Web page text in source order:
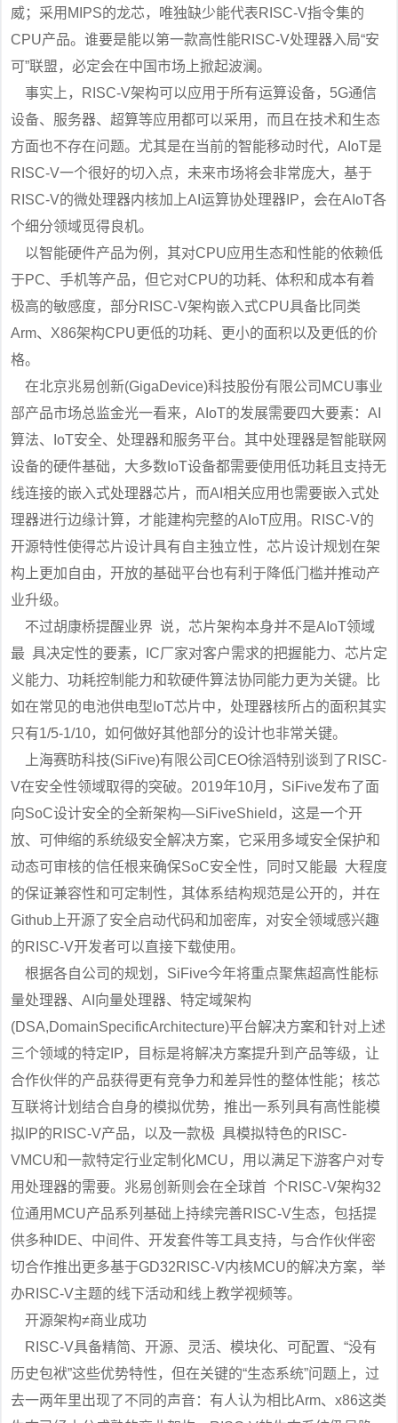
威；采用MIPS的龙芯，唯独缺少能代表RISC-V指令集的
CPU产品。谁要是能以第一款高性能RISC-V处理器入局“安
可”联盟，必定会在中国市场上掀起波澜。
事实上，RISC-V架构可以应用于所有运算设备，5G通信
设备、服务器、超算等应用都可以采用，而且在技术和生态
方面也不存在问题。尤其是在当前的智能移动时代，AIoT是
RISC-V一个很好的切入点，未来市场将会非常庞大，基于
RISC-V的微处理器内核加上AI运算协处理器IP，会在AIoT各
个细分领域觅得良机。
以智能硬件产品为例，其对CPU应用生态和性能的依赖低
于PC、手机等产品，但它对CPU的功耗、体积和成本有着
极高的敏感度，部分RISC-V架构嵌入式CPU具备比同类
Arm、X86架构CPU更低的功耗、更小的面积以及更低的价
格。
在北京兆易创新(GigaDevice)科技股份有限公司MCU事业
部产品市场总监金光一看来，AIoT的发展需要四大要素：AI
算法、IoT安全、处理器和服务平台。其中处理器是智能联网
设备的硬件基础，大多数IoT设备都需要使用低功耗且支持无
线连接的嵌入式处理器芯片，而AI相关应用也需要嵌入式处
理器进行边缘计算，才能建构完整的AIoT应用。RISC-V的
开源特性使得芯片设计具有自主独立性，芯片设计规划在架
构上更加自由，开放的基础平台也有利于降低门槛并推动产
业升级。
不过胡康桥提醒业界 说，芯片架构本身并不是AIoT领域
最 具决定性的要素，IC厂家对客户需求的把握能力、芯片定
义能力、功耗控制能力和软硬件算法协同能力更为关键。比
如在常见的电池供电型IoT芯片中，处理器核所占的面积其实
只有1/5-1/10，如何做好其他部分的设计也非常关键。
上海赛昉科技(SiFive)有限公司CEO徐滔特别谈到了RISC-
V在安全性领域取得的突破。2019年10月，SiFive发布了面
向SoC设计安全的全新架构—SiFiveShield，这是一个开
放、可伸缩的系统级安全解决方案，它采用多域安全保护和
动态可审核的信任根来确保SoC安全性，同时又能最 大程度
的保证兼容性和可定制性，其体系结构规范是公开的，并在
Github上开源了安全启动代码和加密库，对安全领域感兴趣
的RISC-V开发者可以直接下载使用。
根据各自公司的规划，SiFive今年将重点聚焦超高性能标
量处理器、AI向量处理器、特定域架构
(DSA,DomainSpecificArchitecture)平台解决方案和针对上述
三个领域的特定IP，目标是将解决方案提升到产品等级，让
合作伙伴的产品获得更有竞争力和差异性的整体性能；核芯
互联将计划结合自身的模拟优势，推出一系列具有高性能模
拟IP的RISC-V产品，以及一款极 具模拟特色的RISC-
VMCU和一款特定行业定制化MCU，用以满足下游客户对专
用处理器的需要。兆易创新则会在全球首 个RISC-V架构32
位通用MCU产品系列基础上持续完善RISC-V生态，包括提
供多种IDE、中间件、开发套件等工具支持，与合作伙伴密
切合作推出更多基于GD32RISC-V内核MCU的解决方案，举
办RISC-V主题的线下活动和线上教学视频等。
开源架构≠商业成功
RISC-V具备精简、开源、灵活、模块化、可配置、“没有
历史包袱”这些优势特性，但在关键的“生态系统”问题上，过
去一两年里出现了不同的声音：有人认为相比Arm、x86这类